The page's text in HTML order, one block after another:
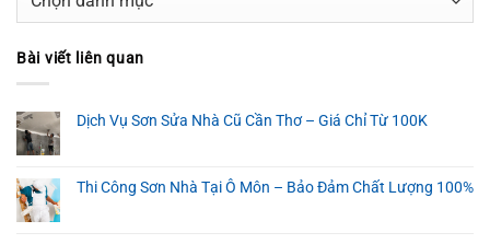
mục
Bài viết liên quan
Dịch Vụ Sơn Sửa Nhà Cũ Cần Thơ – Giá Chỉ Từ 100K
Thi Công Sơn Nhà Tại Ô Môn – Bảo Đảm Chất Lượng 100%